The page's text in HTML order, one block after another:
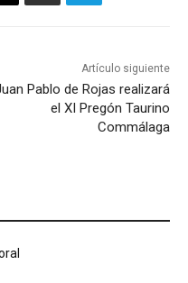
Artículo siguiente
Pablo de Rojas realizará
el XI Pregón Taurino
Commálaga